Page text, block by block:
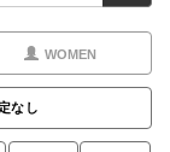
WOMEN
なし